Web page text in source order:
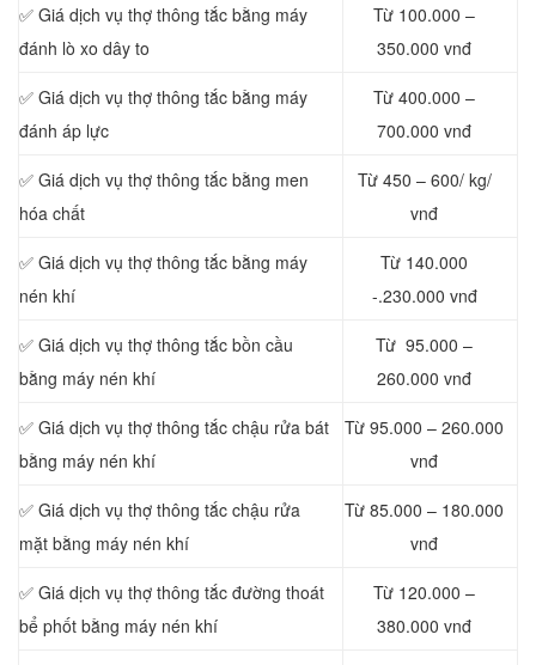
✅ Giá dịch vụ thợ thông tắc bằng máy
đánh lò xo dây to
Từ 100.000 –
350.000 vnđ
✅ Giá dịch vụ thợ thông tắc bằng máy
đánh áp lực
Từ 400.000 –
700.000 vnđ
✅ Giá dịch vụ thợ thông tắc bằng men
hóa chất
Từ 450 – 600/ kg/
vnđ
✅ Giá dịch vụ thợ thông tắc bằng máy
nén khí
Từ 140.000
-.230.000 vnđ
✅ Giá dịch vụ thợ thông tắc bồn cầu
bằng máy nén khí
Từ 95.000 –
260.000 vnđ
✅ Giá dịch vụ thợ thông tắc chậu rửa bát
bằng máy nén khí
Từ 95.000 – 260.000
vnđ
✅ Giá dịch vụ thợ thông tắc chậu rửa
mặt bằng máy nén khí
Từ 85.000 – 180.000
vnđ
✅ Giá dịch vụ thợ thông tắc đường thoát
bể phốt bằng máy nén khí
Từ 120.000 –
380.000 vnđ